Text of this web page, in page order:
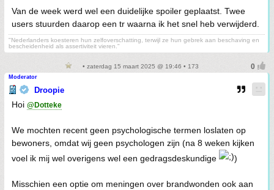
Van de week werd wel een duidelijke spoiler geplaatst. Twee
users stuurden daarop een tr waarna ik het snel heb verwijderd.
"Nederlanders koesteren hun zelfoverschatting, terwijl ze hun gebrek aan beschaving en
bescheidenheid als assertiviteit vieren."
• zaterdag 15 maart 2025 @ 19:46 • 173
Moderator
Droopie
Hoi @Dotteke
We mochten recent geen psychologische termen loslaten op
bewoners, omdat wij geen psychologen zijn (na 8 weken kijken
voel ik mij wel overigens wel een gedragsdeskundige
)
Misschien een optie om meningen over brandwonden ook aan